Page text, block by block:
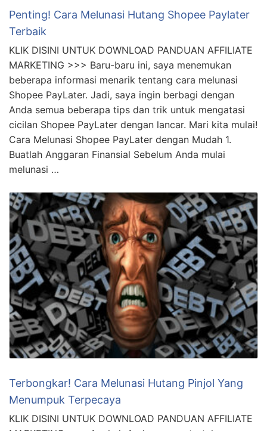
Penting! Cara Melunasi Hutang Shopee Paylater
Terbaik
KLIK DISINI UNTUK DOWNLOAD PANDUAN AFFILIATE
MARKETING >>> Baru-baru ini, saya menemukan
beberapa informasi menarik tentang cara melunasi
Shopee PayLater. Jadi, saya ingin berbagi dengan
Anda semua beberapa tips dan trik untuk mengatasi
cicilan Shopee PayLater dengan lancar. Mari kita mulai!
Cara Melunasi Shopee PayLater dengan Mudah 1.
Buatlah Anggaran Finansial Sebelum Anda mulai
melunasi …
Terbongkar! Cara Melunasi Hutang Pinjol Yang
Menumpuk Terpecaya